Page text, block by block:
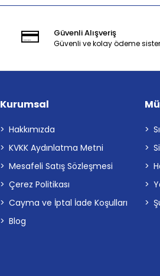
Güvenli Alışveriş
Güvenli ve kolay ödeme
Kurumsal
Hakkımızda
KVKK Aydınlatma Metni
Mesafeli Satış Sözleşmesi
Çerez Politikası
Cayma ve İptal İade Koşulları
Blog